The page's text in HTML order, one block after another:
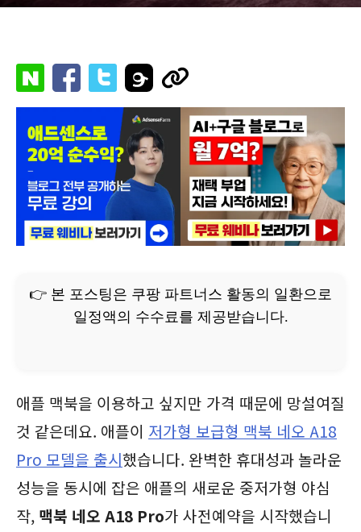
애플 맥북을 이용하고 싶지만 가격 때문에 망설여질
것 같은데요. 애플이 저가형 보급형 맥북 네오 A18
Pro 모델을 출시했습니다. 완벽한 휴대성과 놀라운
성능을 동시에 잡은 애플의 새로운 중저가형 야심
작, 맥북 네오 A18 Pro가 사전예약을 시작했습니